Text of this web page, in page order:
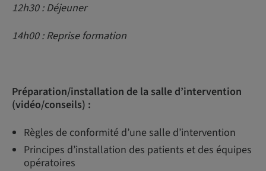
12h30 : Déjeuner
14h00 : Reprise formation
Préparation/installation de la salle d’intervention
(vidéo/conseils) :
Règles de conformité d’une salle d’intervention
Principes d’installation des patients et des équipes
opératoires